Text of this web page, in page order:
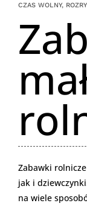
CZAS WOLNY,
Zabawki
jak i
na wiele